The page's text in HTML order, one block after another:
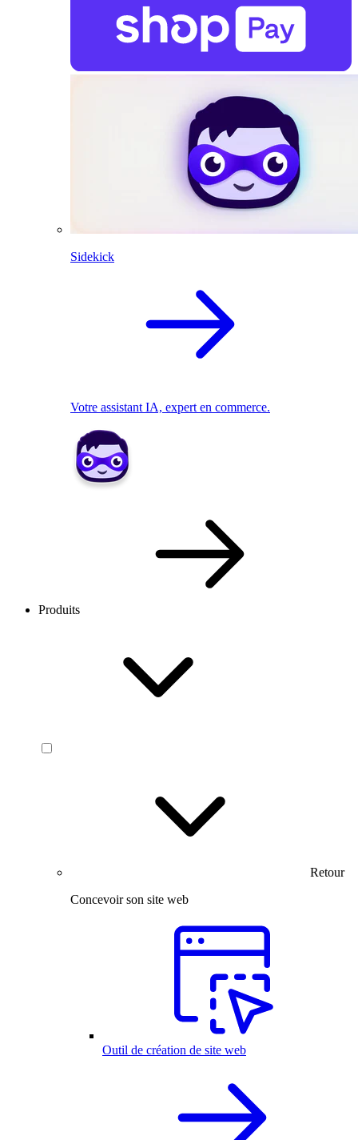
Sidekick
Votre assistant IA, expert en commerce.
Produits
Retour
Concevoir son site web
Outil de création de site web